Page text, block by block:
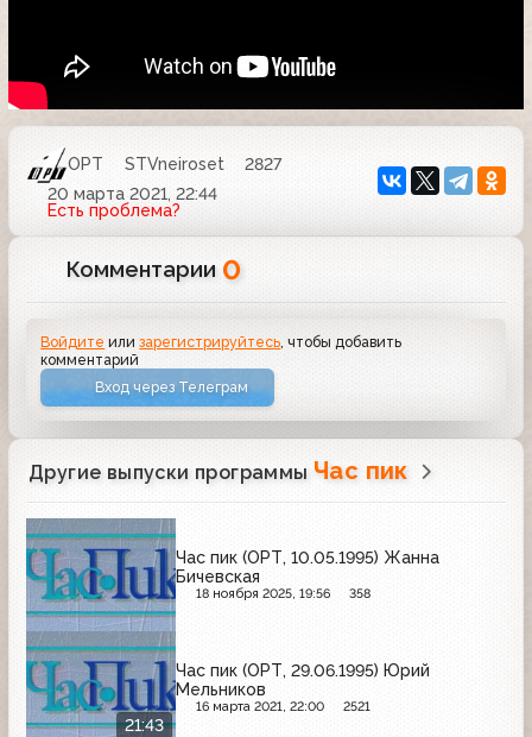
ОРТ STVneiroset
2827
20 марта 2021, 22:44
Есть проблема?
Комментарии 0
Войдите илизарегистрируйтесь , чтобы добавить
комментарий
Вход через Телеграм
Другие выпуски программы Час пик
Час пик (ОРТ, 10.05.1995) Жанна
Бичевская
18 ноября 2025, 19:56 358
21:43
Час пик (ОРТ, 29.06.1995) Юрий
Мельников
16 марта 2021, 22:00 2521